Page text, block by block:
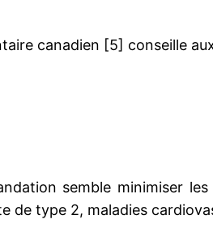
canadien [5] conseille
semble minimiser
de type 2, maladies